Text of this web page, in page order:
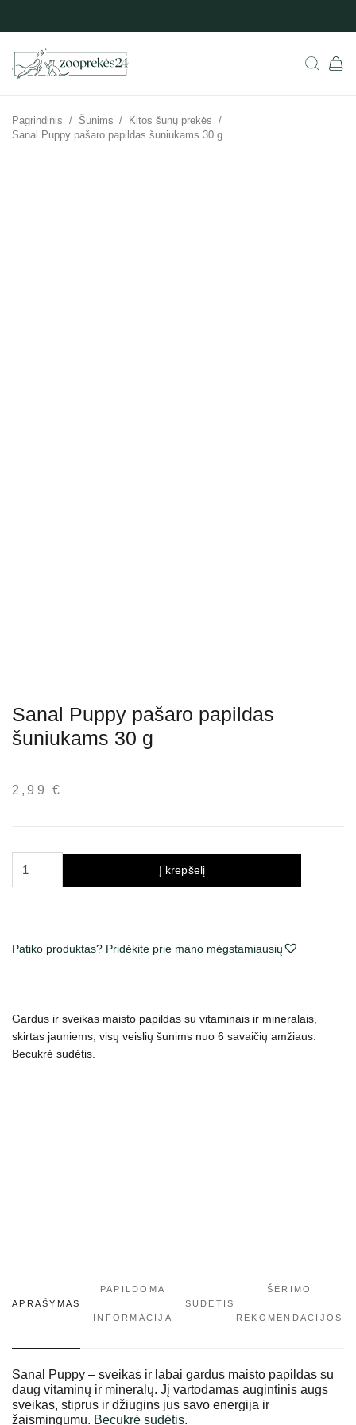
Pagrindinis / Šunims / Kitos šunų prekės /
Sanal Puppy pašaro papildas šuniukams 30 g
Sanal Puppy pašaro papildas
šuniukams 30 g
2,99 €
papildas
g
Į krepšelį
Patiko produktas? Pridėkite prie mano mėgstamiausių
Gardus ir sveikas maisto papildas su vitaminais ir mineralais,
skirtas jauniems, visų veislių šunims nuo 6 savaičių amžiaus.
Becukrė sudėtis.
APRAŠYMAS
PAPILDOMA
INFORMACIJA
SUDĖTIS
ŠĖRIMO
REKOMENDACIJOS
Sanal Puppy – sveikas ir labai gardus maisto papildas su
daug vitaminų ir mineralų. Jį vartodamas augintinis augs
sveikas, stiprus ir džiugins jus savo energija ir
žaismingumu. Becukrė sudėtis.